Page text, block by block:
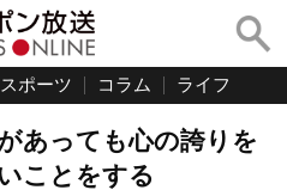
スポーツ コラム ライフ
あっても心の誇りを
ことをする